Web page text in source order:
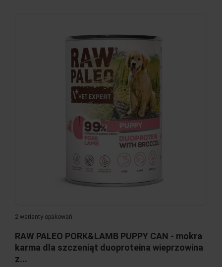
2 warianty opakowań
RAW PALEO PORK&LAMB PUPPY CAN - mokra
karma dla szczeniąt duoproteina wieprzowina
z...